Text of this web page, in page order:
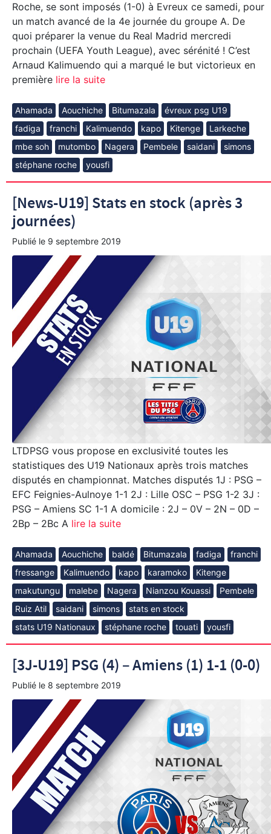
Roche, se sont imposés (1-0) à Evreux ce samedi, pour
un match avancé de la 4e journée du groupe A. De
quoi préparer la venue du Real Madrid mercredi
prochain (UEFA Youth League), avec sérénité ! C’est
Arnaud Kalimuendo qui a marqué le but victorieux en
première lire la suite
Ahamada Aouchiche Bitumazala
évreux psg U19
fadiga
franchi Kalimuendo kapo Kitenge
Larkeche
mbe soh
mutombo Nagera Pembele saidani
simons
stéphane roche
yousfi
[News-U19] Stats en stock (après 3
journées)
Publié le 9 septembre 2019
LTDPSG vous propose en exclusivité toutes les
statistiques des U19 Nationaux après trois matches
disputés en championnat. Matches disputés 1J : PSG –
EFC Feignies-Aulnoye 1-1 2J : Lille OSC – PSG 1-2 3J :
PSG – Amiens SC 1-1 A domicile : 2J – 0V – 2N – 0D –
2Bp – 2Bc A lire la suite
Ahamada Aouchiche baldé Bitumazala fadiga
franchi
fressange
Kalimuendo kapo karamoko
Kitenge
makutungu
malebe Nagera Nianzou Kouassi
Pembele
Ruiz Atil
saidani simons
stats en stock
stats U19 Nationaux
stéphane roche touati yousfi
[3J-U19] PSG (4) – Amiens (1) 1-1 (0-0)
Publié le 8 septembre 2019